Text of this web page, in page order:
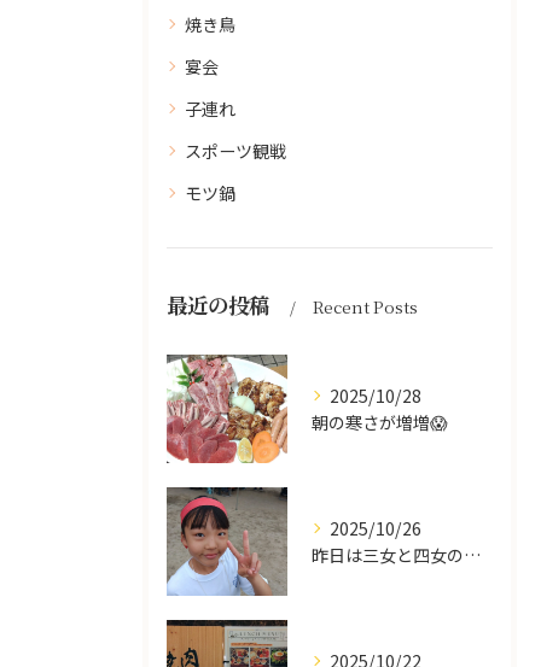
焼き鳥
宴会
子連れ
スポーツ観戦
モツ鍋
最近の投稿 Recent Posts
2025/10/28
朝の寒さが増増😱
2025/10/26
昨日は三女と四女の運動会🥰
2025/10/22